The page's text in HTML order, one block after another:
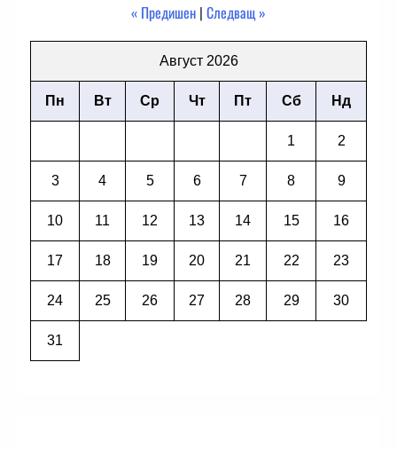
« Предишен | Следващ »
Август 2026
Пн Вт Ср Чт Пт Сб Нд
1 2
3 4 5 6 7 8 9
10 11 12 13 14 15 16
17 18 19 20 21 22 23
24 25 26 27 28 29 30
31